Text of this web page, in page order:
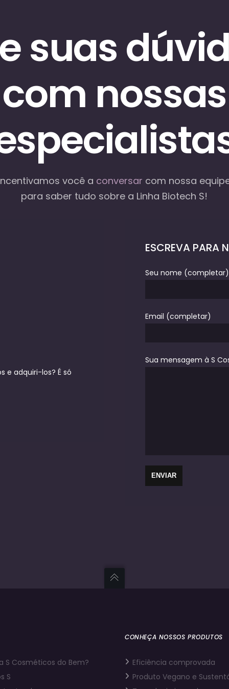
suas
com nossas
você a conversar com nossa
para saber tudo sobre a Linha Biotech S!
e adquiri-los? É só
ESCREVA PARA
Seu nome (completar)
Email (completar)
Sua mensagem à S
S Cosméticos do Bem?
S
CONHEÇA NOSSOS PRODUTOS
Eficiência comprovada
Produto Vegano e